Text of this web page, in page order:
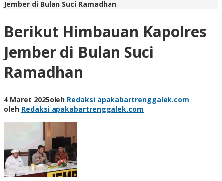
Jember di Bulan Suci Ramadhan
Berikut Himbauan Kapolres
Jember di Bulan Suci
Ramadhan
4 Maret 2025oleh Redaksi apakabartrenggalek.com
oleh Redaksi apakabartrenggalek.com